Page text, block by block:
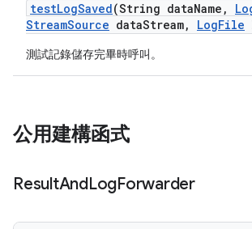
testLogSaved(String dataName ,
StreamSource dataStream, LogFile
測試記錄儲存完畢時呼叫。
公用建構函式
ResultAndLogForwarder